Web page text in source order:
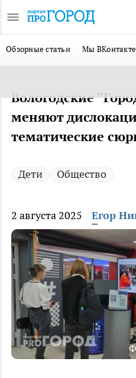
Обзорные статьи Мы ВКонтакте
Вологодские
меняют
тематические
Дети Общество
2 августа 2025 Егор